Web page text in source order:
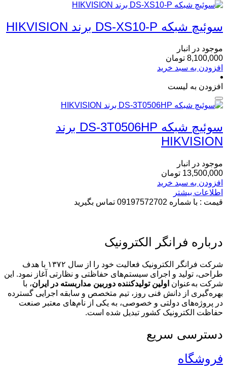
سوئیچ شبکه DS-XS10-P برند HIKVISION
موجود در انبار
8,100,000 تومان
افزودن به سبد خرید
افزودن به لیست
سوئیچ شبکه DS-3T0506HP برند
HIKVISION
موجود در انبار
13,500,000 تومان
افزودن به سبد خرید
اطلاعات بیشتر
قیمت : با شماره 09197572702 تماس بگیرید
درباره فرانگر الکترونیک
شرکت فرانگر الکترونیک فعالیت خود را از سال ۱۳۷۲ با هدف
طراحی، تولید و اجرای سیستم‌های حفاظتی و نظارتی آغاز نمود. این
شرکت به‌عنوان اولین تولیدکننده دوربین مداربسته در ایران، با
بهره‌گیری از دانش فنی روز، تیم متخصص و سابقه اجرایی گسترده
در پروژه‌های دولتی و خصوصی، به یکی از نام‌های معتبر صنعت
حفاظت الکترونیک کشور تبدیل شده است.
دسترسی سریع
فروشگاه